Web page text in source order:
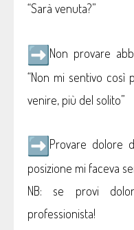
“Sarà venuta?”
Non provare
“Non mi sentivo così
venire, più del solito”
Provare dolore
posizione mi faceva
NB: se provi
professionista!